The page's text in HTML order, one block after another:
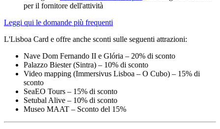
per il fornitore dell'attività
Leggi qui le domande più frequenti
L'Lisboa Card e offre anche sconti sulle seguenti attrazioni:
Nave Dom Fernando II e Glória – 20% di sconto
Palazzo Biester (Sintra) – 10% di sconto
Video mapping (Immersivus Lisboa – O Cubo) – 15% di
sconto
SeaEO Tours – 15% di sconto
Setubal Alive – 10% di sconto
Museo MAAT – Sconto del 15%